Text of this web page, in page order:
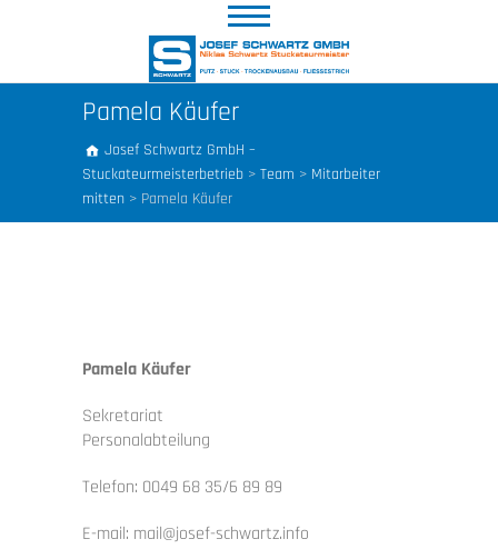
Pamela Käufer
Josef Schwartz GmbH –
Stuckateurmeisterbetrieb > Team > Mitarbeiter
mitten > Pamela Käufer
Pamela Käufer
Sekretariat
Personalabteilung
Telefon: 0049 68 35/6 89 89
E-mail: mail@josef-schwartz.info